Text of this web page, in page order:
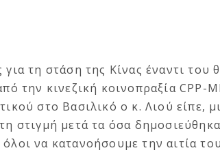
για τη στάση της Κίνας έναντι
την κινεζική κοινοπραξία
στο Βασιλικό ο κ. Λιού είπε,
στιγμή μετά τα όσα
να κατανοήσουμε την αιτία